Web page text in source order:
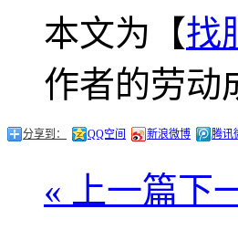
本文为【找
作者的劳动
分享到： QQ空间 新浪微博 腾讯
« 上一篇下